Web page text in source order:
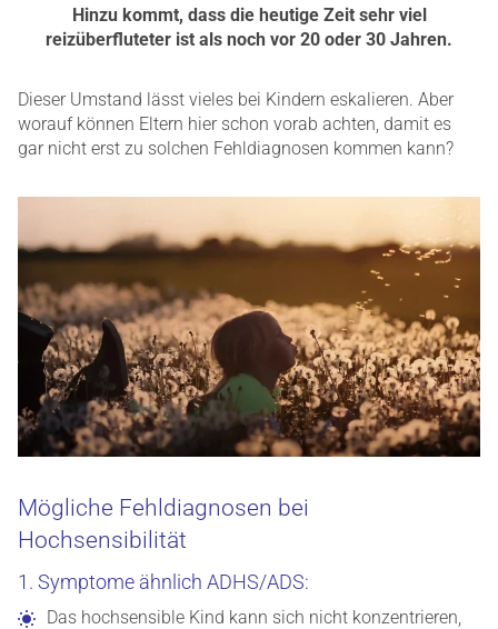
Hinzu kommt, dass die heutige Zeit sehr viel
reizüberfluteter ist als noch vor 20 oder 30 Jahren.
Dieser Umstand lässt vieles bei Kindern eskalieren. Aber
worauf können Eltern hier schon vorab achten, damit es
gar nicht erst zu solchen Fehldiagnosen kommen kann?
Mögliche Fehldiagnosen bei
Hochsensibilität
1. Symptome ähnlich ADHS/ADS:
Das hochsensible Kind kann sich nicht konzentrieren,